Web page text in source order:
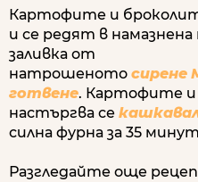
Картофите и
и се редят в
заливка от
натрошеното сирене
готвене. Картофите и
настъргва се
силна фурна за 35
Разгледайте още